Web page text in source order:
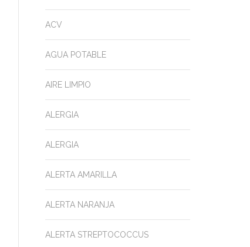
ACV
AGUA POTABLE
AIRE LIMPIO
ALERGIA
ALERGIA
ALERTA AMARILLA
ALERTA NARANJA
ALERTA STREPTOCOCCUS